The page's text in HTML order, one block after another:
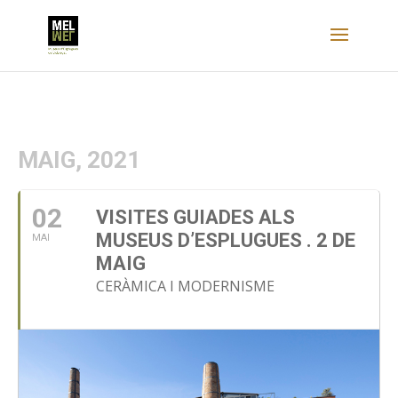
MAIG, 2021
02
MAI
VISITES GUIADES ALS
MUSEUS D’ESPLUGUES . 2 DE
MAIG
CERÀMICA I MODERNISME